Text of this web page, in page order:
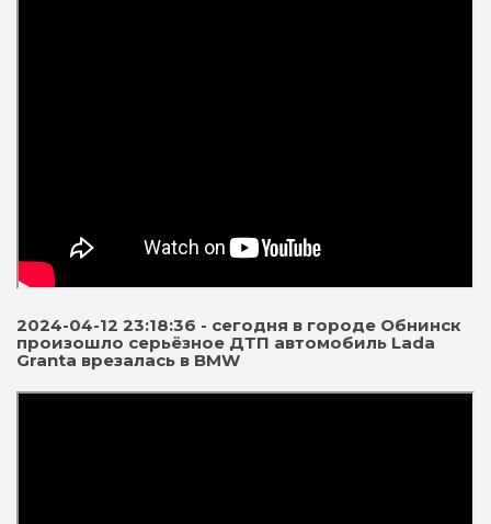
2024-04-12 23:18:36 - сегодня в городе Обнинск
произошло серьёзное ДТП автомобиль Lada
Granta врезалась в BMW